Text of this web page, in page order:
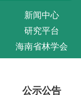
新闻中心
研究平台
海南省林学会
公示公告